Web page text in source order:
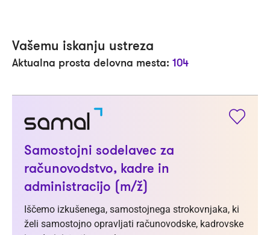
Vašemu iskanju ustreza
Aktualna prosta delovna mesta: 104
Samostojni sodelavec za
računovodstvo, kadre in
administracijo (m/ž)
Iščemo izkušenega, samostojnega strokovnjaka, ki
želi samostojno opravljati računovodske, kadrovske